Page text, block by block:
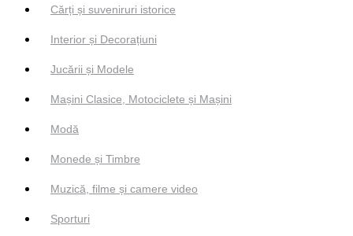
Cărți și suveniruri istorice
Interior și Decorațiuni
Jucării și Modele
Mașini Clasice, Motociclete și Mașini
Modă
Monede și Timbre
Muzică, filme și camere video
Sporturi